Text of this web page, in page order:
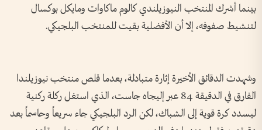
بينما أشرك المنتخب النيوزيلندي كالوم ماكاوات ومايكل بوكسال
لتنشيط صفوفه، إلا أن الأفضلية بقيت للمنتخب البلجيكي.
وشهدت الدقائق الأخيرة إثارة متبادلة، بعدما قلص منتخب نيوزيلندا
الفارق في الدقيقة 84 عبر إليجاه جاست، الذي استغل ركلة ركنية
ليسدد كرة قوية إلى الشباك، لكن الرد البلجيكي جاء سريعاً وحاسماً بعد